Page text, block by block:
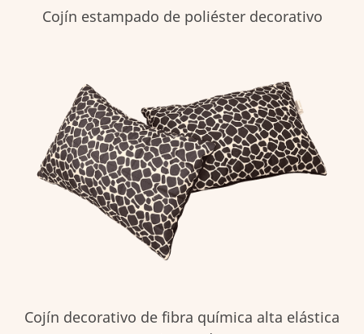
Cojín estampado de poliéster decorativo
Cojín decorativo de fibra química alta elástica